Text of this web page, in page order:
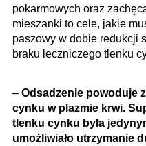
pokarmowych oraz
mieszanki to cele, jakie
paszowy w dobie redukcji
braku leczniczego tlenku
– Odsadzenie powoduje
cynku w plazmie krwi.
tlenku cynku była
umożliwiało utrzymanie